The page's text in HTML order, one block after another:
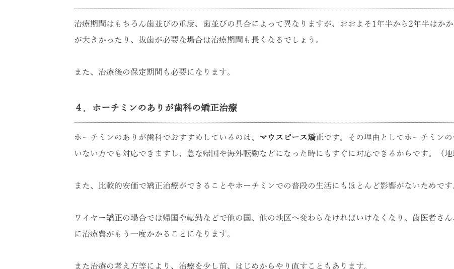
治療期間はもちろん歯並びの重度、歯並びの具合によって異なりますが、おおよそ1年半から2年半はか
が大きかったり、抜歯が必要な場合は治療期間も長くなるでしょう。
また、治療後の保定期間も必要になります。
４．ホーチミンのありが歯科の矯正治療
ホーチミンのありが歯科でおすすめしているのは、 マウスピース矯正です。その理由としてホーチミン
いない方でも対応できますし、急な帰国や海外転勤などになった時にもすぐに対応できるからです。（地
また、比較的安価で矯正治療ができることやホーチミンでの普段の生活にもほとんど影響がないためです
ワイヤー矯正の場合では帰国や転勤などで他の国、他の地区へ変わらなければいけなくなり、歯医者さ
に治療費がもう一度かかることになります。
また治療の考え方等により、治療を少し前、はじめからやり直すこともあります。